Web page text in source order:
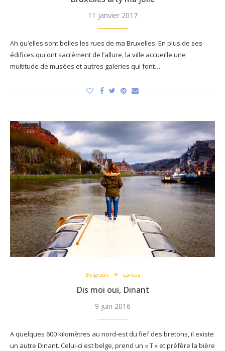
11 janvier 2017
Ah qu’elles sont belles les rues de ma Bruxelles. En plus de ses
édifices qui ont sacrément de l’allure, la ville accueille une
multitude de musées et autres galeries qui font…
Belgique Là-bas
Dis moi oui, Dinant
9 juin 2016
A quelques 600 kilomètres au nord-est du fief des bretons, il existe
un autre Dinant. Celui-ci est belge, prend un « T » et préfère la bière